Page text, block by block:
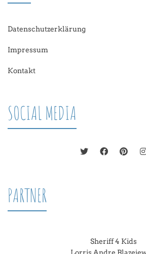
Datenschutzerklärung
Impressum
Kontakt
SOCIAL MEDIA
PARTNER
Sheriff 4 Kids